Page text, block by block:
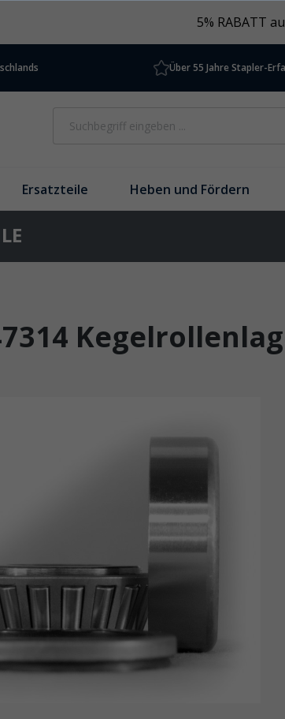
5% RABATT
Über 55 Jahre Stapler-
Ersatzteile Heben und Fördern